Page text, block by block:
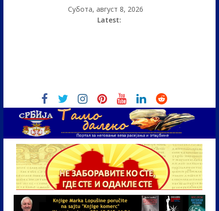
Субота, август 8, 2026
Latest: